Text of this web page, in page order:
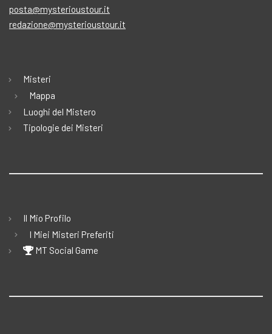
posta@mysterioustour.it
redazione@mysterioustour.it
Misteri
Mappa
Luoghi del Mistero
Tipologie dei Misteri
Il Mio Profilo
I Miei Misteri Preferiti
MT Social Game